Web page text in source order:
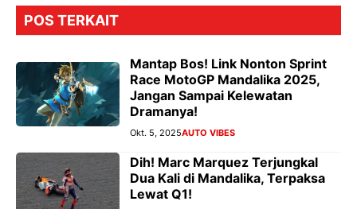
POS TERKAIT
Mantap Bos! Link Nonton Sprint
Race MotoGP Mandalika 2025,
Jangan Sampai Kelewatan
Dramanya!
Okt. 5, 2025AUTO VIBES
Dih! Marc Marquez Terjungkal
Dua Kali di Mandalika, Terpaksa
Lewat Q1!